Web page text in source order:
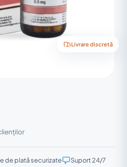
Livrare discretă
de plată securizate Suport 24/7